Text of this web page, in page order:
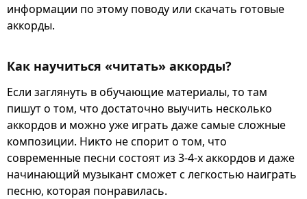
информации по этому поводу или скачать готовые
аккорды.
Как научиться «читать» аккорды?
Если заглянуть в обучающие материалы, то там
пишут о том, что достаточно выучить несколько
аккордов и можно уже играть даже самые сложные
композиции. Никто не спорит о том, что
современные песни состоят из 3-4-х аккордов и даже
начинающий музыкант сможет с легкостью наиграть
песню, которая понравилась.